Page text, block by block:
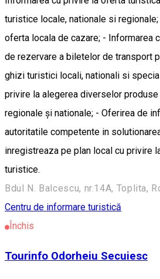
turistice locale, nationale si
oferta locala de cazare; - Informarea
de rezervare a biletelor de transport
ghizi turistici locali, nationali si
privire la alegerea diverselor
regionale şi nationale; - Oferirea de
autoritatile competente in
inregistreaza pe plan local cu privire
turistice.
Bdul N. Balcescu, nr.14A, Toplita,
Centru de informare turistică
Închis
Tourinfo Odorheiu Secuiesc